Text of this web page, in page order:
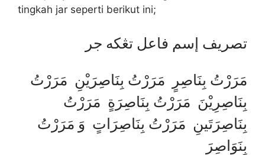
tingkah jar seperti berikut ini;
تصريف إسم فاعل تڠكه جر
مَرَرْتُ بِنَاصِرٍ مَرَرْتُ بِنَاصِرَيْنِ مَرَرْتُ
بِنَاصِرِيْنَ مَرَرْتُ بِنَاصِرَةٍ مَرَرْتُ
بِنَاصِرَتَينِ مَرَرْتُ بِنَاصِرَاتٍ وَ مَرَرْتُ
بِنَوَاصِرَ